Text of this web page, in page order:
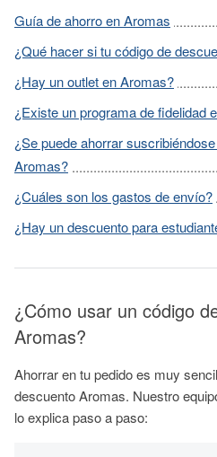
Guía de ahorro en Aromas
¿Qué hacer si tu código de
¿Hay un outlet en Aromas?
¿Existe un programa de fidelidad
¿Se puede ahorrar
Aromas?
¿Cuáles son los gastos de envío?
¿Hay un descuento para
¿Cómo usar un código
Aromas?
Ahorrar en tu pedido es muy
descuento Aromas. Nuestro
lo explica paso a paso: